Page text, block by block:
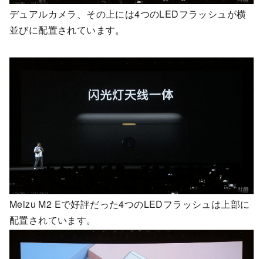
デュアルカメラ、その上には4つのLEDフラッシュが横
並びに配置されています。
Meizu M2 Eで好評だった4つのLEDフラッシュは上部に
配置されています。